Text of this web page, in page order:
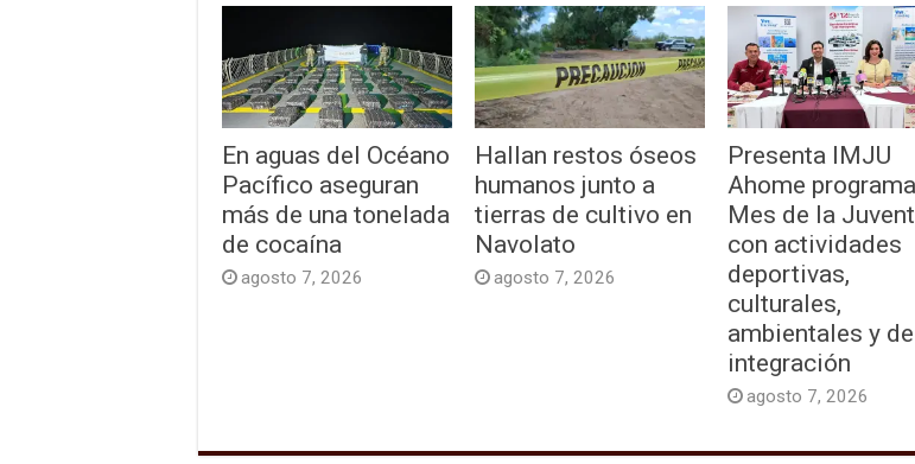
En aguas del Océano
Pacífico aseguran
más de una tonelada
de cocaína
agosto 7, 2026
Hallan restos óseos
humanos junto a
tierras de cultivo en
Navolato
agosto 7, 2026
Presenta IMJU
Ahome
Mes de la
con actividades
deportivas,
culturales,
ambientales y de
integración
agosto 7, 2026